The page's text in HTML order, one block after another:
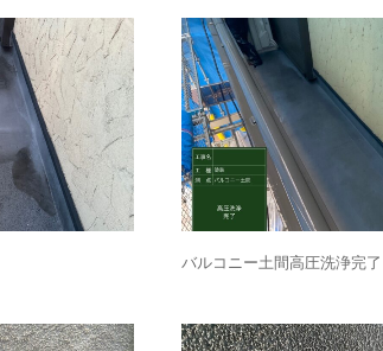
バルコニー土間高圧洗浄完了